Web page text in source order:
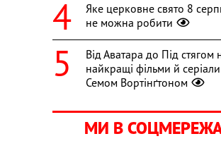
Яке церковне свято 8
не можна робити
Від Аватара до Під стягом
найкращі фільми й серіали
Семом Вортінґтоном
МИ В